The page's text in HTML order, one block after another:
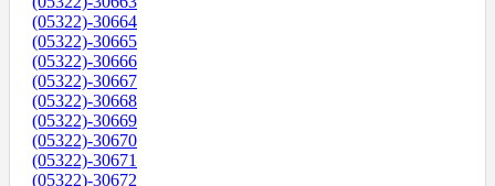
(05322)-30664
(05322)-30665
(05322)-30666
(05322)-30667
(05322)-30668
(05322)-30669
(05322)-30670
(05322)-30671
(05322)-30672